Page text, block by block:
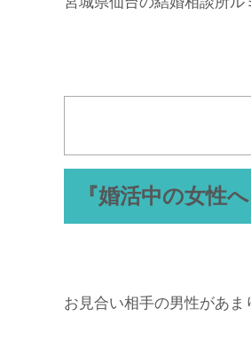
『婚活中の女性
お見合い相手の男性があ